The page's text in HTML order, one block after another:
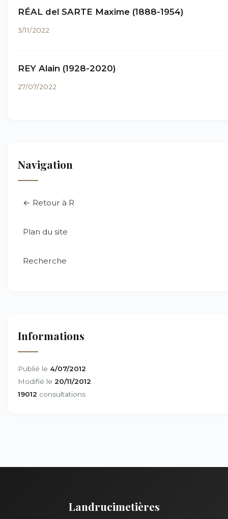
RÉAL del SARTE Maxime (1888-1954)
3/11/2022
REY Alain (1928-2020)
27/07/2022
Navigation
← Retour à R
Plan du site
Recherche
Informations
Publié le 4/07/2012
Modifié le 20/11/2012
19012 consultations
Landrucimetières